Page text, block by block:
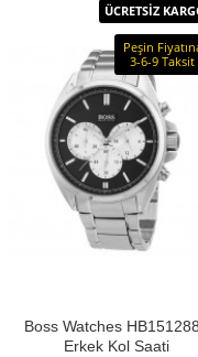
ÜCRETSİZ
Peşin
3-6-9 Taksit
Boss Watches
Erkek Kol Saati